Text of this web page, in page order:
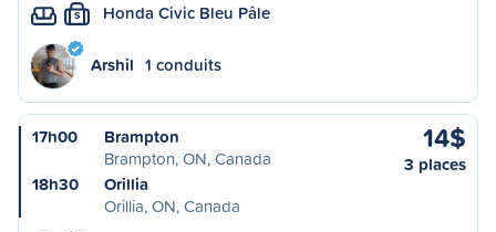
S Honda Civic Bleu Pâle
Arshil 1 conduits
17h00
Brampton
Brampton, ON, Canada
18h30
Orillia
Orillia, ON, Canada
14$
3 places